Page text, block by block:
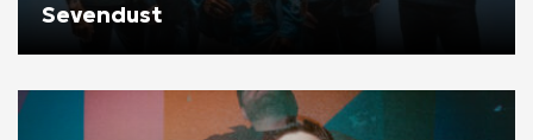
Sevendust